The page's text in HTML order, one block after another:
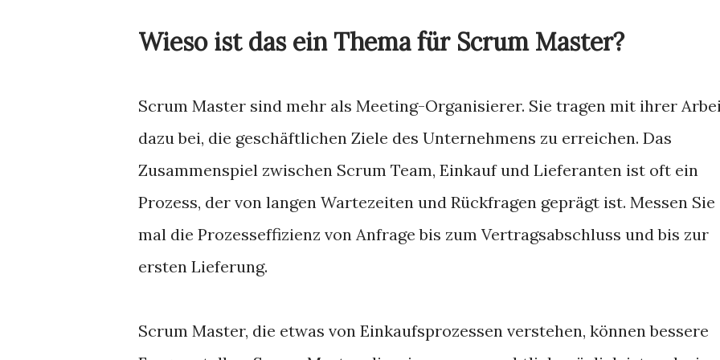
Wieso ist das ein Thema für Scrum Master?
Scrum Master sind mehr als Meeting-Organisierer. Sie tragen mit ihrer
dazu bei, die geschäftlichen Ziele des Unternehmens zu erreichen. Das
Zusammenspiel zwischen Scrum Team, Einkauf und Lieferanten ist oft ein
Prozess, der von langen Wartezeiten und Rückfragen geprägt ist. Messen Sie
mal die Prozesseffizienz von Anfrage bis zum Vertragsabschluss und bis zur
ersten Lieferung.
Scrum Master, die etwas von Einkaufsprozessen verstehen, können bessere